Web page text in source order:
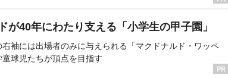
が40年にわたり支える「小学生の甲子園」
右袖には出場者のみに与えられる「マクドナルド・ワッペ
童球児たちが頂点を目指す